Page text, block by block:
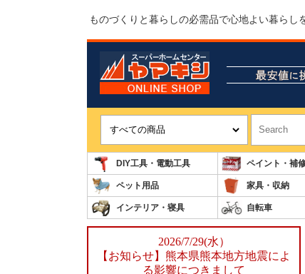
ものづくりと暮らしの必需品で心地よい暮らし
DIY工具・電動工具 ペイント・補
ペット用品 家具・収納
インテリア・寝具 自転車
2026/7/29(水）
【お知らせ】熊本県熊本地方地震によ
る影響につきまして